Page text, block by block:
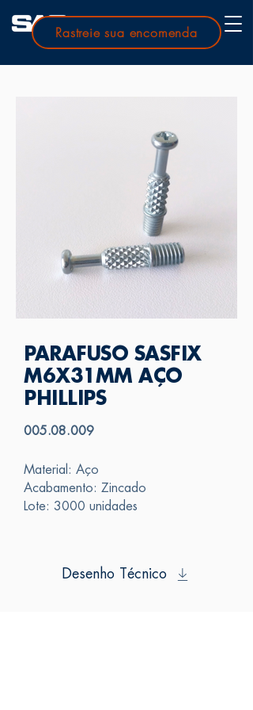
Rastreie sua encomenda
PARAFUSO SASFIX
M6X31MM AÇO
PHILLIPS
005.08.009
Material: Aço
Acabamento: Zincado
Lote: 3000 unidades
Desenho Técnico